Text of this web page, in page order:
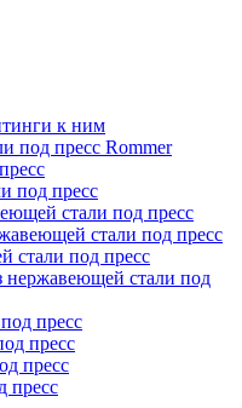
к ним
под пресс Rommer
под пресс
стали под пресс
стали под пресс
стали под пресс
нержавеющей стали под
пресс
пресс
пресс
пресс